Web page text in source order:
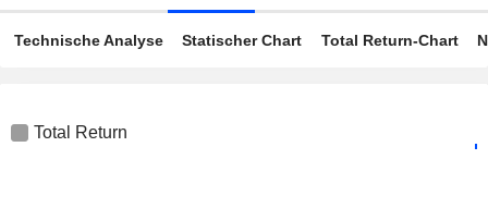
Technische Analyse Statischer Chart Total Return-Chart
Total Return